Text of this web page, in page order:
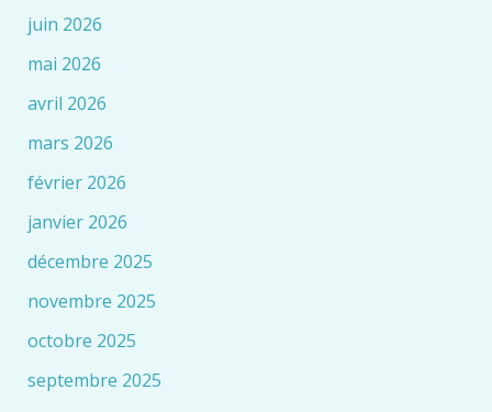
juin 2026
mai 2026
avril 2026
mars 2026
février 2026
janvier 2026
décembre 2025
novembre 2025
octobre 2025
septembre 2025